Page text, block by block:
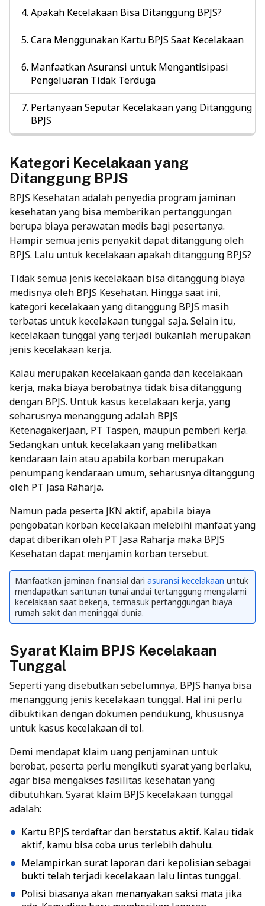
Apakah Kecelakaan Bisa Ditanggung BPJS?
Cara Menggunakan Kartu BPJS Saat Kecelakaan
Manfaatkan Asuransi untuk Mengantisipasi
Pengeluaran Tidak Terduga
Pertanyaan Seputar Kecelakaan yang Ditanggung
BPJS
Kategori Kecelakaan yang
Ditanggung BPJS
BPJS Kesehatanadalah penyedia program jaminan
kesehatan yang bisa memberikan pertanggungan
berupa biaya perawatan medis bagi pesertanya.
Hampir semua jenis penyakit dapat ditanggung oleh
BPJS. Lalu untuk kecelakaan apakah ditanggung BPJS?
Tidak semua jenis kecelakaan bisa ditanggung biaya
medisnya oleh BPJS Kesehatan. Hingga saat ini,
kategori kecelakaan yang ditanggung BPJS masih
terbatas untuk kecelakaan tunggal saja. Selain itu,
kecelakaan tunggal yang terjadi bukanlah merupakan
jenis kecelakaan kerja.
Kalau merupakan kecelakaan ganda dan kecelakaan
kerja, maka biaya berobatnya tidak bisa ditanggung
dengan BPJS. Untuk kasus kecelakaan kerja, yang
seharusnya menanggung adalah BPJS
Ketenagakerjaan, PT Taspen, maupun pemberi kerja.
Sedangkan untuk kecelakaan yang melibatkan
kendaraan lain atau apabila korban merupakan
penumpang kendaraan umum, seharusnya ditanggung
oleh PT Jasa Raharja.
Namun pada peserta JKN aktif, apabila biaya
pengobatan korban kecelakaan melebihi manfaat yang
dapat diberikan oleh PT Jasa Raharja maka BPJS
Kesehatan dapat menjamin korban tersebut.
Manfaatkan jaminan finansial dari asuransi kecelakaan untuk
mendapatkan santunan tunai andai tertanggung mengalami
kecelakaan saat bekerja, termasuk pertanggungan biaya
rumah sakit dan meninggal dunia.
Syarat Klaim BPJS Kecelakaan
Tunggal
Seperti yang disebutkan sebelumnya, BPJS hanya bisa
menanggung jenis kecelakaan tunggal. Hal ini perlu
dibuktikan dengan dokumen pendukung, khususnya
untuk kasus kecelakaan di tol.
Demi mendapat klaim uang penjaminan untuk
berobat, peserta perlu mengikuti syarat yang berlaku,
agar bisa mengakses fasilitas kesehatan yang
dibutuhkan. Syarat klaim BPJS kecelakaan tunggal
adalah:
Kartu BPJS terdaftar dan berstatus aktif. Kalau tidak
aktif, kamu bisa coba urus terlebih dahulu.
Melampirkan surat laporan dari kepolisian sebagai
bukti telah terjadi kecelakaan lalu lintas tunggal.
Polisi biasanya akan menanyakan saksi mata jika